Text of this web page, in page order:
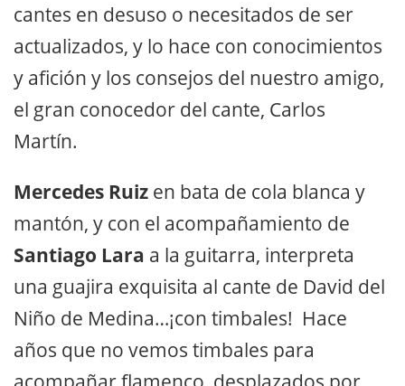
cantes en desuso o necesitados de ser
actualizados, y lo hace con conocimientos
y afición y los consejos del nuestro amigo,
el gran conocedor del cante, Carlos
Martín.
Mercedes Ruiz en bata de cola blanca y
mantón, y con el acompañamiento de
Santiago Lara a la guitarra, interpreta
una guajira exquisita al cante de David del
Niño de Medina…¡con timbales! Hace
años que no vemos timbales para